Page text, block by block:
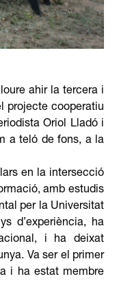
ahir la tercera i
projecte cooperatiu
Oriol Lladó i
a teló de fons, a la
en la intersecció
amb estudis
per la Universitat
d’experiència, ha
i ha deixat
Va ser el primer
i ha estat membre